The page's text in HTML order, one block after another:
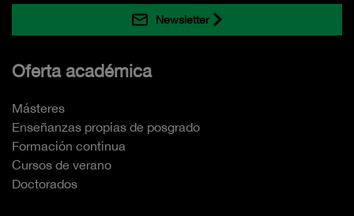
Newsletter
Oferta académica
Másteres
Enseñanzas propias de posgrado
Formación continua
Cursos de verano
Doctorados